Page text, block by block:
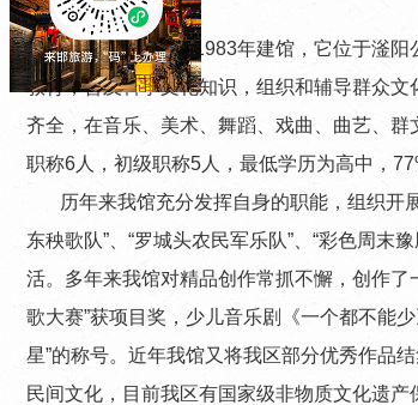
邯山区文化馆于1983年建馆，它位于滏
教育，普及科学文化知识，组织和辅导群众
齐全，在音乐、美术、舞蹈、戏曲、曲艺、
职称6人，初级职称5人，最低学历为高中，
历年来我馆充分发挥自身的职能，组织开
东秧歌队”、“罗城头农民军乐队”、“彩色周
活。多年来我馆对精品创作常抓不懈，创作
歌大赛”获项目奖，少儿音乐剧《一个都不能
星”的称号。近年我馆又将我区部分优秀作品
民间文化，目前我区有国家级非物质文化遗